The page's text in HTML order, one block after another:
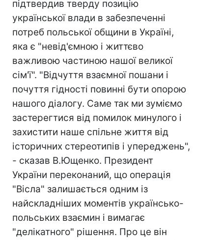
підтвердив тверду позицію
української влади в забезпеченні
потреб польської общини в Україні,
яка є "невід'ємною і життєво
важливою частиною нашої великої
сім'ї". "Відчуття взаємної пошани і
почуття гідності повинні бути опорою
нашого діалогу. Саме так ми зуміємо
застерегтися від помилок минулого і
захистити наше спільне життя від
історичних стереотипів і упереджень",
- сказав В.Ющенко. Президент
України переконаний, що операція
"Вісла" залишається одним із
найскладніших моментів українсько-
польських взаємин і вимагає
"делікатного" рішення. Про це він